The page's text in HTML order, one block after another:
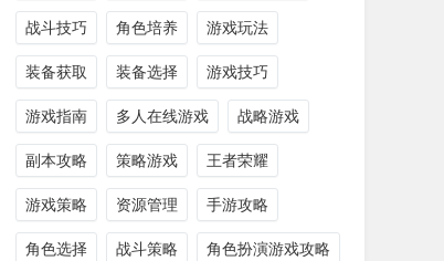
战斗技巧 角色培养 游戏玩法
装备获取 装备选择 游戏技巧
游戏指南 多人在线游戏 战略游戏
副本攻略 策略游戏 王者荣耀
游戏策略 资源管理 手游攻略
角色选择 战斗策略 角色扮演游戏攻略